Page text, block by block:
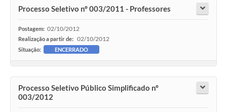
Processo Seletivo nº 003/2011 - Professores
Postagem: 02/10/2012
Realização a partir de: 02/10/2012
Situação: ENCERRADO
Processo Seletivo Público Simplificado nº
003/2012